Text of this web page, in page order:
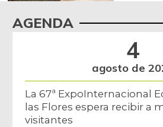
AGENDA
4
agosto de
La 67ª ExpoInternacional
las Flores espera recibir a
visitantes